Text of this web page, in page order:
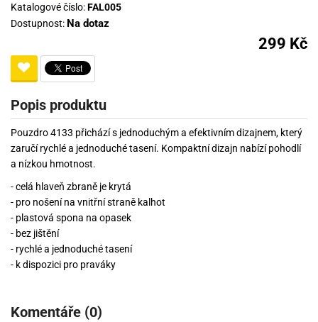
Katalogové číslo:FAL005
Dostupnost: Na dotaz
299 Kč
Popis produktu
Pouzdro 4133 přichází s jednoduchým a efektivním dizajnem, který
zaručí rychlé a jednoduché tasení. Kompaktní dizajn nabízí pohodlí
a nízkou hmotnost.
- celá hlaveň zbraně je krytá
- pro nošení na vnitřní straně kalhot
- plastová spona na opasek
- bez jištění
- rychlé a jednoduché tasení
- k dispozici pro praváky
Komentáře (0)